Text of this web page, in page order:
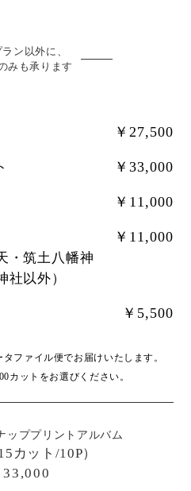
ン以外に、
みも承ります
￥27,500
￥33,000
￥11,000
￥11,000
・筑土八幡神
社以外）
￥5,500
ファイル便でお届けいたします。
カットをお選びください。
ッププリントアルバム
15カット/10P）
33,000